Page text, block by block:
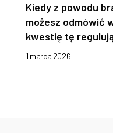
Kiedy z powodu
możesz odmówić
kwestię tę
1 marca 2026